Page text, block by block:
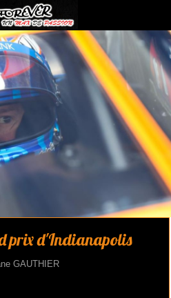
prix d'Indianapolis
GAUTHIER